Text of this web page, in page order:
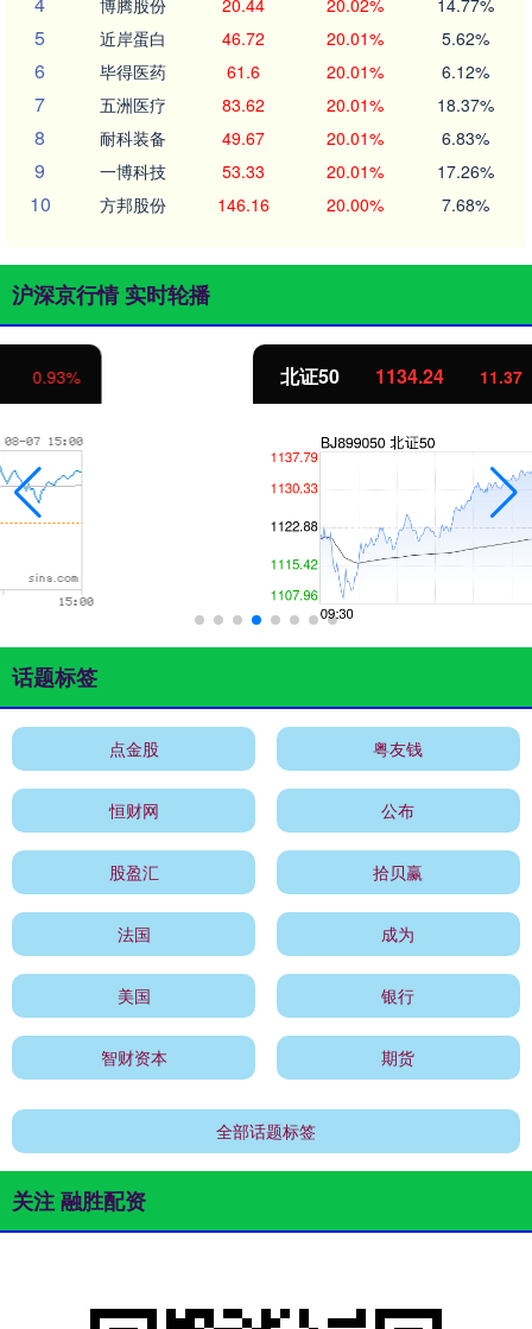
5 近岸蛋白 46.72 20.01% 5.62%
6 毕得医药 61.6 20.01% 6.12%
7 五洲医疗 83.62 20.01% 18.37%
8 耐科装备 49.67 20.01% 6.83%
9 一博科技 53.33 20.01% 17.26%
10 方邦股份 146.16 20.00% 7.68%
沪深京行情 实时轮播
11.37 1.01%
话题标签
点金股 粤友钱
恒财网 公布
股盈汇 拾贝赢
法国 成为
美国 银行
智财资本 期货
全部话题标签
关注 融胜配资